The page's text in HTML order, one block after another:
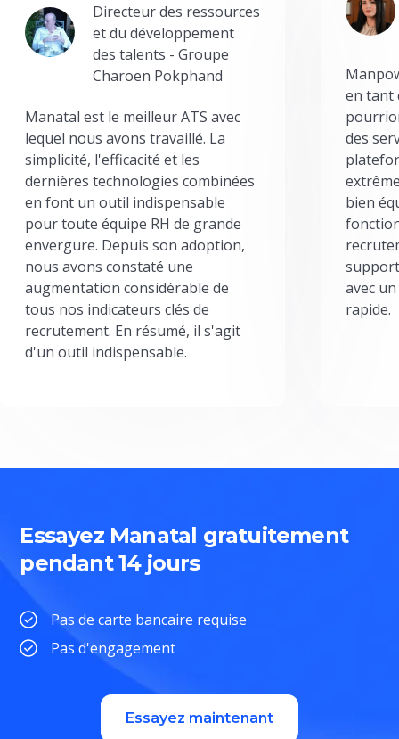
Directeur des ressources
et du développement
des talents - Groupe
Charoen Pokphand
Manatal est le meilleur ATS avec
lequel nous avons travaillé. La
simplicité, l'efficacité et les
dernières technologies combinées
en font un outil indispensable
pour toute équipe RH de grande
envergure. Depuis son adoption,
nous avons constaté une
augmentation considérable de
tous nos indicateurs clés de
recrutement. En résumé, il s'agit
d'un outil indispensable.
en tant
des
bien
avec
rapide.
Essayez Manatal gratuitement
pendant 14 jours
Pas de carte bancaire requise
Pas d'engagement
Essayez maintenant